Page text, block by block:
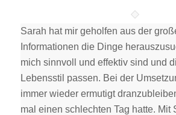
Sarah hat mir geholfen aus der
Informationen die Dinge
mich sinnvoll und effektiv sind und
Lebensstil passen. Bei der
immer wieder ermutigt
mal einen schlechten Tag hatte. Mit